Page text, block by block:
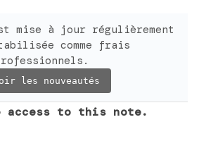
mise à jour régulièrement
comme frais
les nouveautés
access to this note.